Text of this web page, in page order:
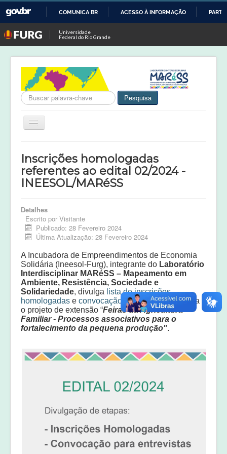
O
CONTEÚDO
COMUNICA BR ACESSO À INFORMAÇÃO
Universidade
Federal do Rio Grande
Busca Pesquisa
Alternar
MARéSS
Projetos em Andamento
Publicações
Equipe
Laudos e pareceres
Inscrições homologadas
referentes ao edital 02/2024 -
INEESOL/MARéSS
Detalhes
Escrito por Visitante
Publicado: 28 Fevereiro 2024
Última Atualização: 28 Fevereiro 2024
A Incubadora de Empreendimentos de Economia
Solidária (Ineesol-Furg), integrante do Laboratório
Interdisciplinar MARéSS – Mapeamento em
Ambiente, Resistência, Sociedade e
Solidariedade, divulga lista de inscrições
homologadas e convocação para entrevistaspara
o projeto de extensão “Feiras da Agricultura
Familiar - Processos associativos para o
fortalecimento da pequena produção".